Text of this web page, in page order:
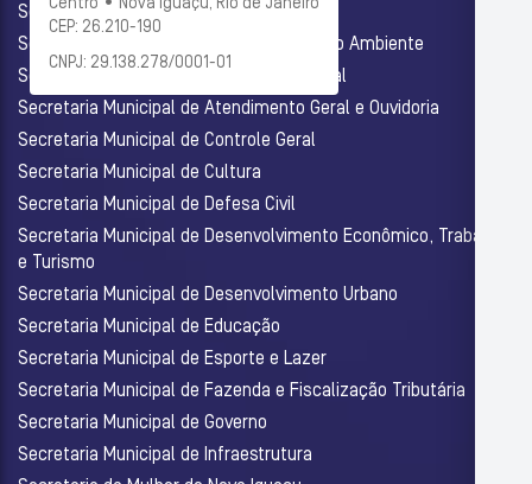
Centro • Nova Iguaçu, Rio de Janeiro
CEP: 26.210-190
CNPJ: 29.138.278/0001-01
Secretaria Municipal de Administração
Secretaria Municipal de Agricultura e Meio Ambiente
Secretaria Municipal de Assistência Social
Secretaria Municipal de Atendimento Geral e Ouvidoria
Secretaria Municipal de Controle Geral
Secretaria Municipal de Cultura
Secretaria Municipal de Defesa Civil
Secretaria Municipal de Desenvolvimento Econômico, Trabalho
e Turismo
Secretaria Municipal de Desenvolvimento Urbano
Secretaria Municipal de Educação
Secretaria Municipal de Esporte e Lazer
Secretaria Municipal de Fazenda e Fiscalização Tributária
Secretaria Municipal de Governo
Secretaria Municipal de Infraestrutura